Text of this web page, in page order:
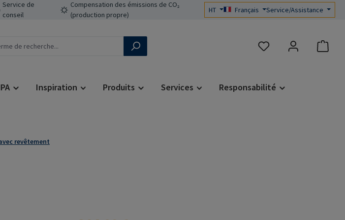
Service de
conseil
Compensation des émissions de CO₂
(production propre)
HT Français Service/Assistance
Vous avez 0 articles
Inspiration Produits Services Responsabilité
revêtement